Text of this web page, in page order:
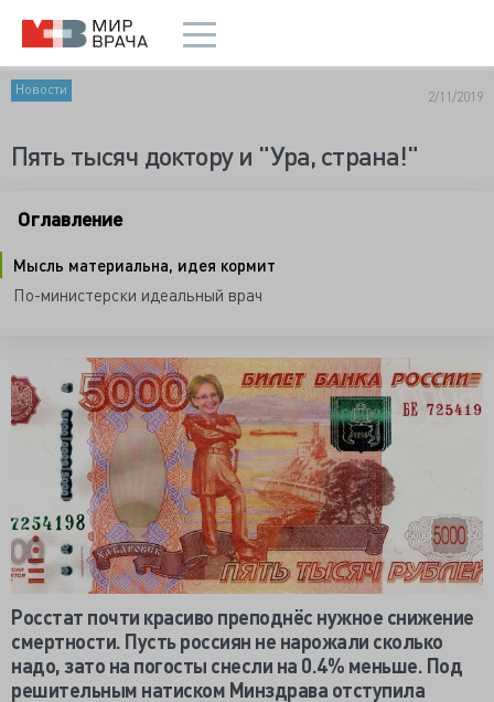
Новости 2/11/2019
Пять тысяч доктору и "Ура, страна!"
Оглавление
Мысль материальна, идея кормит
По-министерски идеальный врач
Росстат почти красиво преподнёс нужное снижение
смертности. Пусть россиян не нарожали сколько
надо, зато на погосты снесли на 0.4% меньше. Под
решительным натиском Минздрава отступила